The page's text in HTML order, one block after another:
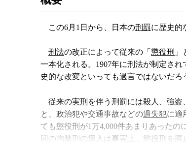
刑務所の風景
エビデ
「罪と
この6月1日から、日本の刑罰に歴史的
刑法の改正によって従来の「 懲役刑 」
一本化される。1907年に刑法が制定さ
史的な改変といっても過言ではないだろ
従来の実刑を伴う刑罰には殺人、強
と、政治犯や交通事故などの過失犯に適
ても懲役刑が1万4,000件あまりあったの
回の拘禁刑の導入は事実上、懲役刑を